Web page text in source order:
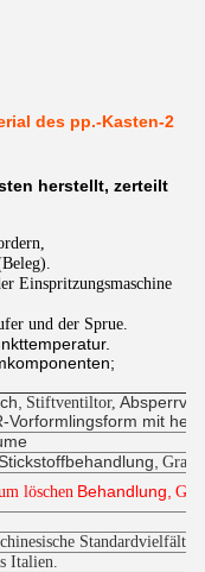
des pp.-Kasten-2
herstellt, zerteilt
Einspritzungsmaschine
und der Sprue.
Stiftventiltor,
Vorformlingsform mit
Grad
löschen Behandlung,
Italien.